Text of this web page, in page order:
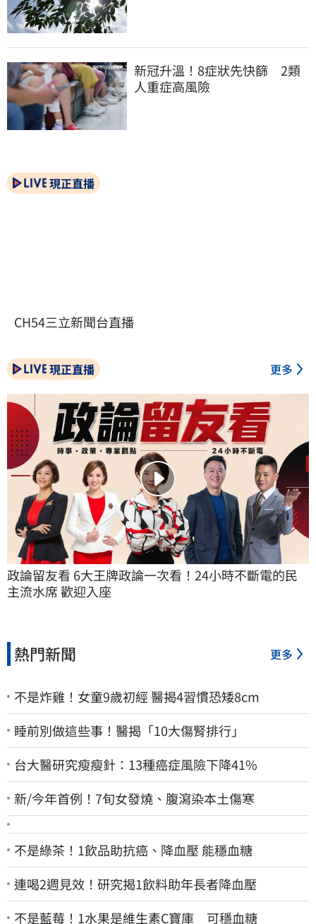
新冠升溫！8症狀先快篩　2類
人重症高風險
現正直播
CH54三立新聞台直播
現正直播 更多
政論留友看 6大王牌政論一次看！24小時不斷電的民
主流水席 歡迎入座
熱門新聞 更多
不是炸雞！女童9歲初經 醫揭4習慣恐矮8cm
睡前別做這些事！醫揭「10大傷腎排行」
台大醫研究瘦瘦針：13種癌症風險下降41%
新/今年首例！7旬女發燒、腹瀉染本土傷寒
不是綠茶！1飲品助抗癌、降血壓 能穩血糖
連喝2週見效！研究揭1飲料助年長者降血壓
不是藍莓！1水果是維生素C寶庫 可穩血糖